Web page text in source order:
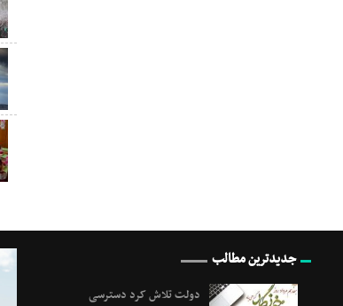
جدیدترین مطالب
دولت تلاش کرد دسترسی